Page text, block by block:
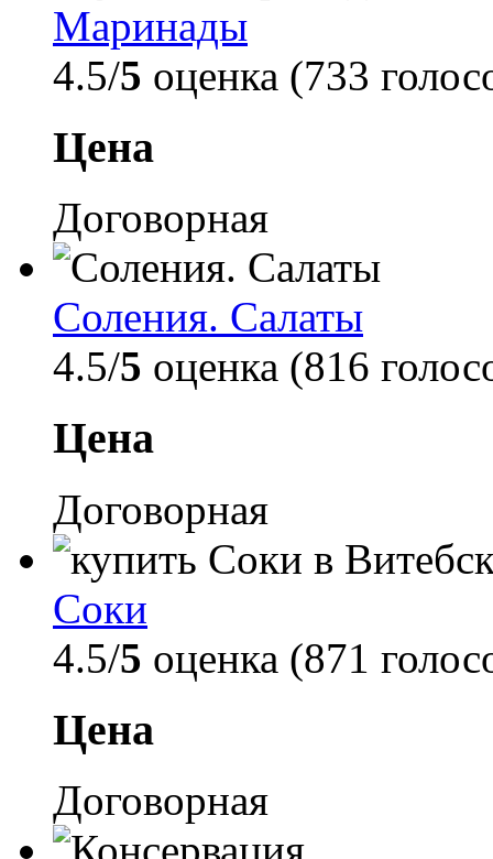
Маринады
4.5/5 оценка (733
Цена
Договорная
Соления. Салаты
4.5/5 оценка (816
Цена
Договорная
Соки
4.5/5 оценка (871
Цена
Договорная